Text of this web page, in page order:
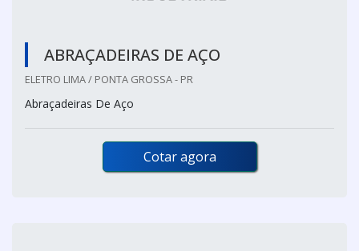
ABRAÇADEIRAS DE AÇO
ELETRO LIMA / PONTA GROSSA - PR
Abraçadeiras De Aço
Cotar agora